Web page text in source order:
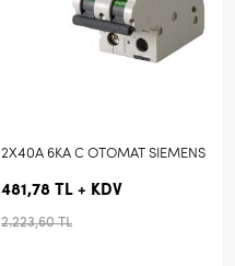
2X40A 6KA C OTOMAT SIEMENS
481,78 TL + KDV
2.223,60 TL